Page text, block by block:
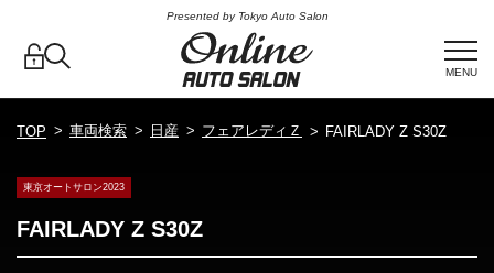
Presented by Tokyo Auto Salon
MENU
TOP 車両検索 日産 フェアレディＺ FAIRLADY Z S30Z
東京オートサロン2023
FAIRLADY Z S30Z